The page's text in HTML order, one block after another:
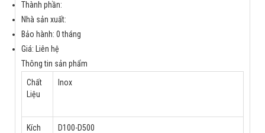
Thành phần:
Nhà sản xuất:
Bảo hành: 0 tháng
Giá: Liên hệ
Thông tin sản phẩm
Chất
Liệu
Inox
Kích
D100-D500